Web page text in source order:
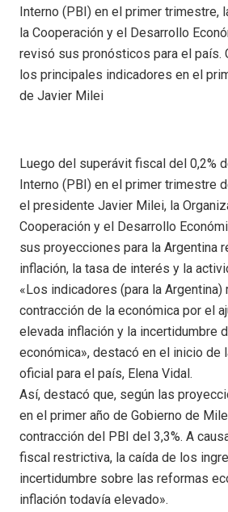
Interno (PBI) en el primer trimestre,
la Cooperación y el Desarrollo
revisó sus pronósticos para el país.
los principales indicadores en el
de Javier Milei
Luego del superávit fiscal del 0,2%
Interno (PBI) en el primer trimestre
el presidente Javier Milei, la
Cooperación y el Desarrollo
sus proyecciones para la Argentina
inflación, la tasa de interés y la
«Los indicadores (para la Argentina)
contracción de la económica por el
elevada inflación y la incertidumbre
económica», destacó en el inicio de
oficial para el país, Elena Vidal.
Así, destacó que, según las
en el primer año de Gobierno de
contracción del PBI del 3,3%. A
fiscal restrictiva, la caída de los
incertidumbre sobre las reformas
inflación todavía elevado».